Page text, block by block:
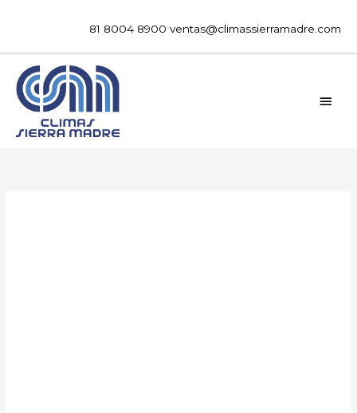
81 8004 8900 ventas@climassierramadre.com